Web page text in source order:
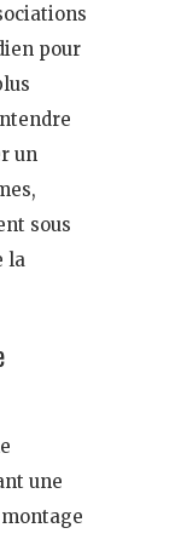
pour
un
sous
la
une